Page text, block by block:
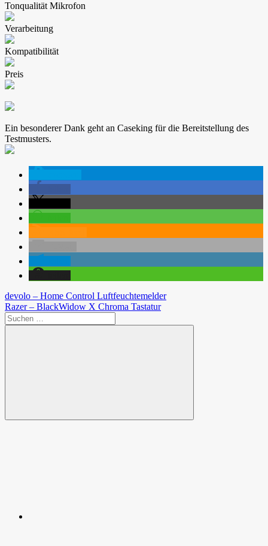
Tonqualität Mikrofon
Verarbeitung
Kompatibilität
Preis
Ein besonderer Dank geht an Caseking für die Bereitstellung des
Testmusters.
Beitragsnavigation
Vorheriger
Beitrag:
devolo – Home Control Luftfeuchtemelder
Nächster
Beitrag:
Razer – BlackWidow X Chroma Tastatur
Suchen
nach:
Suchen